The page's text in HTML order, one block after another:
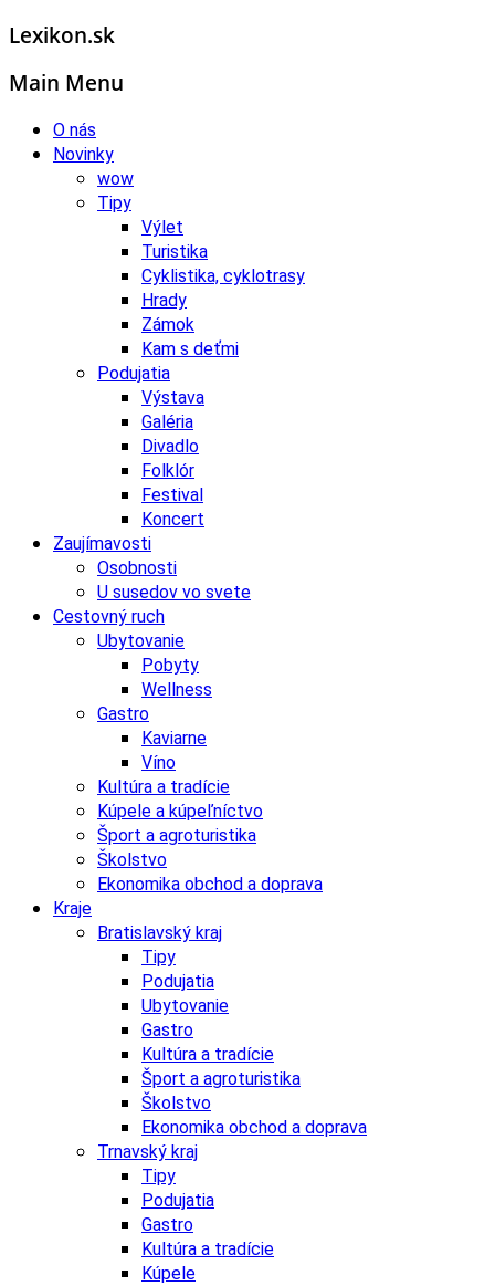
Lexikon.sk
Main Menu
O nás
Novinky
wow
Tipy
Výlet
Turistika
Cyklistika, cyklotrasy
Hrady
Zámok
Kam s deťmi
Podujatia
Výstava
Galéria
Divadlo
Folklór
Festival
Koncert
Zaujímavosti
Osobnosti
U susedov vo svete
Cestovný ruch
Ubytovanie
Pobyty
Wellness
Gastro
Kaviarne
Víno
Kultúra a tradície
Kúpele a kúpeľníctvo
Šport a agroturistika
Školstvo
Ekonomika obchod a doprava
Kraje
Bratislavský kraj
Tipy
Podujatia
Ubytovanie
Gastro
Kultúra a tradície
Šport a agroturistika
Školstvo
Ekonomika obchod a doprava
Trnavský kraj
Tipy
Podujatia
Gastro
Kultúra a tradície
Kúpele